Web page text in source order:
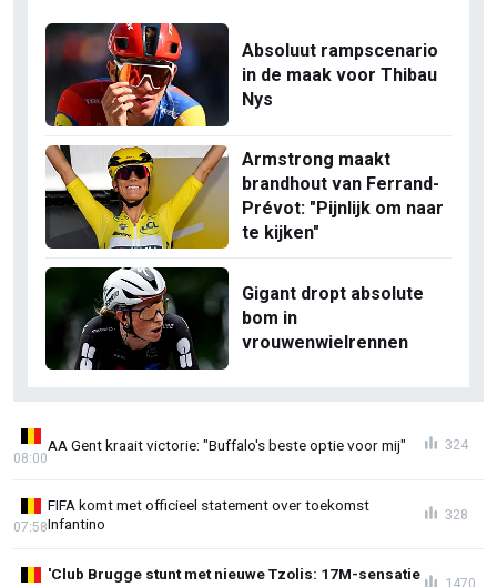
Absoluut rampscenario
in de maak voor Thibau
Nys
Armstrong maakt
brandhout van Ferrand-
Prévot: "Pijnlijk om naar
te kijken"
Gigant dropt absolute
bom in
vrouwenwielrennen
AA Gent kraait victorie: "Buffalo's beste optie voor mij"
08:00
324
FIFA komt met officieel statement over toekomst
Infantino
07:58
328
'Club Brugge stunt met nieuwe Tzolis: 17M-sensatie
1470